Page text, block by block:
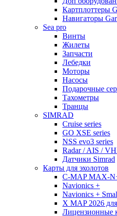
Картплоттеры
Навигаторы
Sea pro
Винты
Жилеты
Запчасти
Лебедки
Моторы
Насосы
Подарочные
Тахометры
Транцы
SIMRAD
Cruise series
GO XSE series
NSS evo3 series
Radar / AIS /
Датчики Simrad
Карты для эхолотов
C-MAP MAX-
Navionics +
Navionics +
X MAP 2026
Лицензионные